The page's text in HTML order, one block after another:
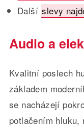
Další slevy
Audio a
Kvalitní poslech
základem
se nacházejí
potlačením